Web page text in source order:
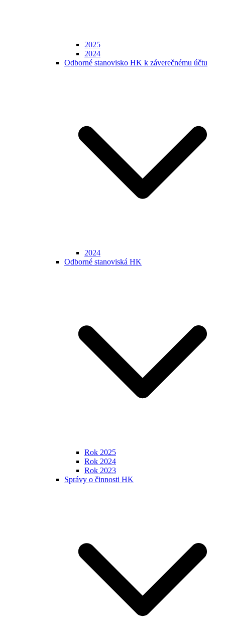
2025
2024
Odborné stanovisko HK k záverečnému účtu
2024
Odborné stanoviská HK
Rok 2025
Rok 2024
Rok 2023
Správy o činnosti HK